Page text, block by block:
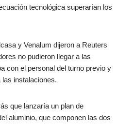
tecnológica superarían los
y Venalum dijeron a Reuters
no pudieron llegar a las
con el personal del turno previo y
instalaciones.
que lanzaría un plan de
aluminio, que componen las dos